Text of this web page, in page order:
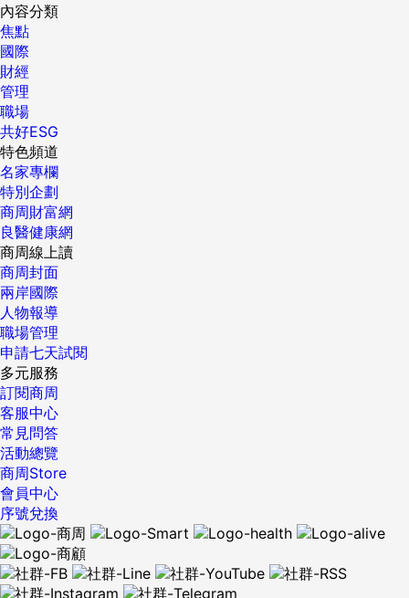
內容分類
焦點
國際
財經
管理
職場
共好ESG
特色頻道
名家專欄
特別企劃
商周財富網
良醫健康網
商周線上讀
商周封面
兩岸國際
人物報導
職場管理
申請七天試閱
多元服務
訂閱商周
客服中心
常見問答
活動總覽
商周Store
會員中心
序號兌換